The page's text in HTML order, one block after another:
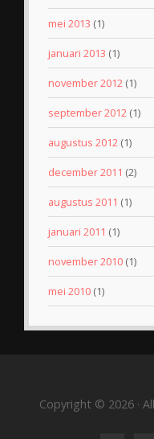
mei 2013 (1)
januari 2013 (1)
november 2012 (1)
september 2012 (1)
augustus 2012 (1)
december 2011 (2)
augustus 2011 (1)
januari 2011 (1)
november 2010 (1)
mei 2010 (1)
Copyright © 2026 ·